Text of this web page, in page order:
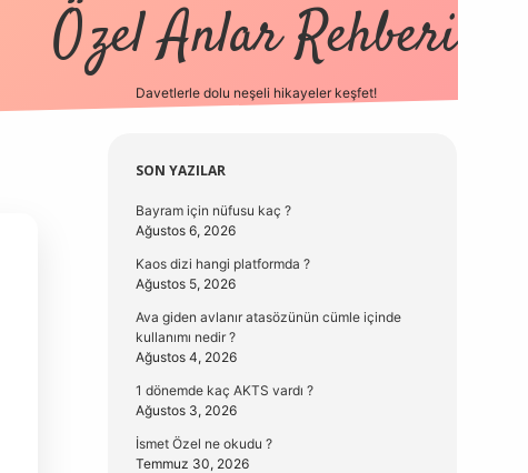
Özel Anlar Rehberi
Davetlerle dolu neşeli hikayeler keşfet!
Sidebar
SON YAZILAR
Bayram için nüfusu kaç ?
Ağustos 6, 2026
Kaos dizi hangi platformda ?
Ağustos 5, 2026
Ava giden avlanır atasözünün cümle içinde
kullanımı nedir ?
Ağustos 4, 2026
1 dönemde kaç AKTS vardı ?
Ağustos 3, 2026
İsmet Özel ne okudu ?
Temmuz 30, 2026